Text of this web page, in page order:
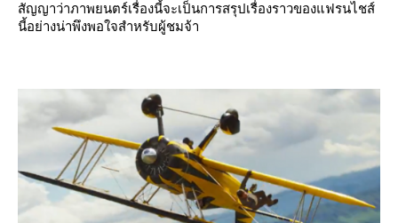
สัญญาว่าภาพยนตร์เรื่องนี้จะเป็นการสรุปเรื่องราวของแฟรนไชส์
นี้อย่างน่าพึงพอใจสำหรับผู้ชมจ้า